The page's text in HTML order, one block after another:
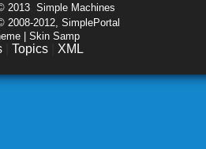
2013 Simple Machines
2008-2012, SimplePortal
| Skin Samp
Topics XML